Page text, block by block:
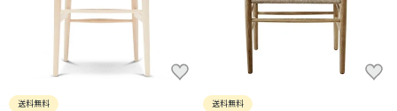
送料無料
送料無料